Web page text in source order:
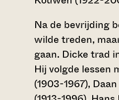
Na de bevrijding
wilde treden,
gaan. Dicke trad
Hij volgde lessen
(1903-1967),